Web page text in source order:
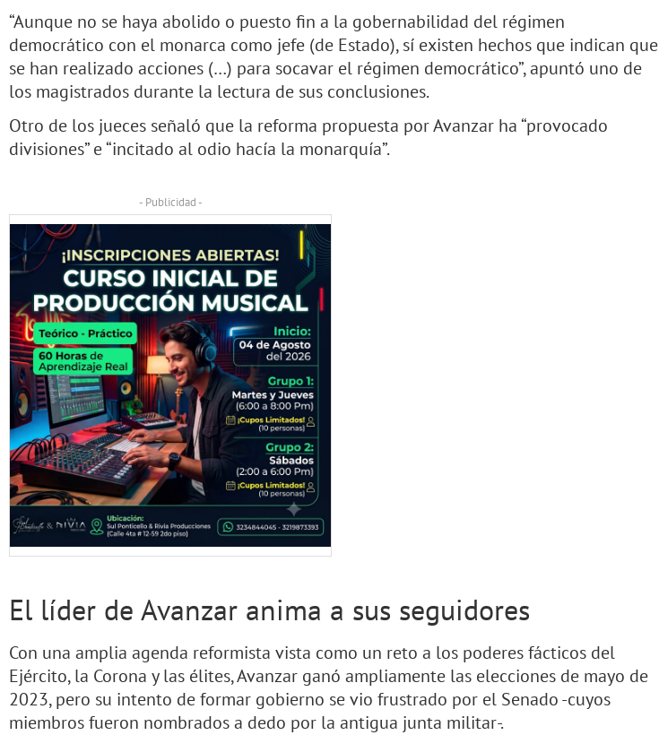
“Aunque no se haya abolido o puesto fin a la gobernabilidad del régimen
democrático con el monarca como jefe (de Estado), sí existen hechos que indican que
se han realizado acciones (…) para socavar el régimen democrático”, apuntó uno de
los magistrados durante la lectura de sus conclusiones.
Otro de los jueces señaló que la reforma propuesta por Avanzar ha “provocado
divisiones” e “incitado al odio hacía la monarquía”.
- Publicidad -
El líder de Avanzar anima a sus seguidores
Con una amplia agenda reformista vista como un reto a los poderes fácticos del
Ejército, la Corona y las élites, Avanzar ganó ampliamente las elecciones de mayo de
2023, pero su intento de formar gobierno se vio frustrado por el Senado -cuyos
miembros fueron nombrados a dedo por la antigua junta militar-.